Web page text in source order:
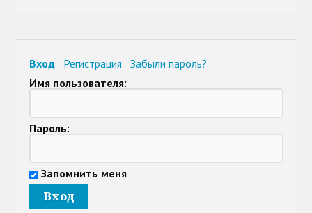
Вход Регистрация
Забыли пароль?
Имя пользователя:
Пароль:
Запомнить меня